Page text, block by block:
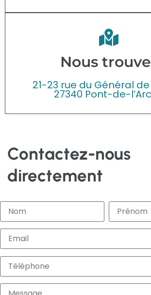
Nous
21-23 rue du Général
27340 Pont-de-
Contactez-nous
directement